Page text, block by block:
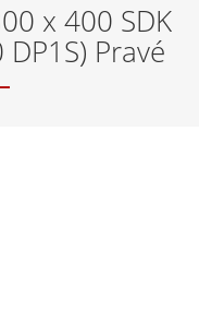
x 400 SDK
Pravé